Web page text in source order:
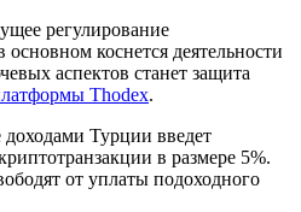
регулирование
коснется деятельности
аспектов станет защита
Thodex.
Турции введет
в размере 5%.
от уплаты подоходного